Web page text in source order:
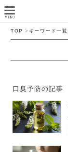
TOP > キーワード一覧
口臭予防の記事